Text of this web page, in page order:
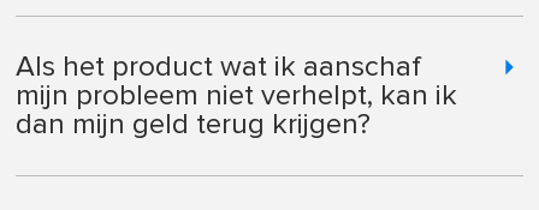
Als het product wat ik aanschaf
mijn probleem niet verhelpt, kan ik
dan mijn geld terug krijgen?